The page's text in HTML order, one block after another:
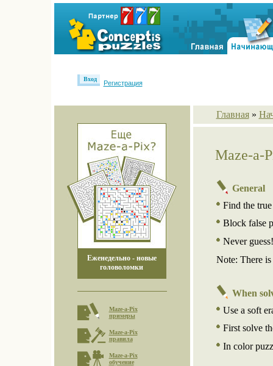
Вход
Регистрация
Еженедельно - новые
головоломки
Maze-a-Pix
примеры
Maze-a-Pix
правила
Maze-a-Pix
обучение
Главная »
Maze-a-
General
Find the
Block false
Never
Note: There
When
Use a soft
First solve
In color